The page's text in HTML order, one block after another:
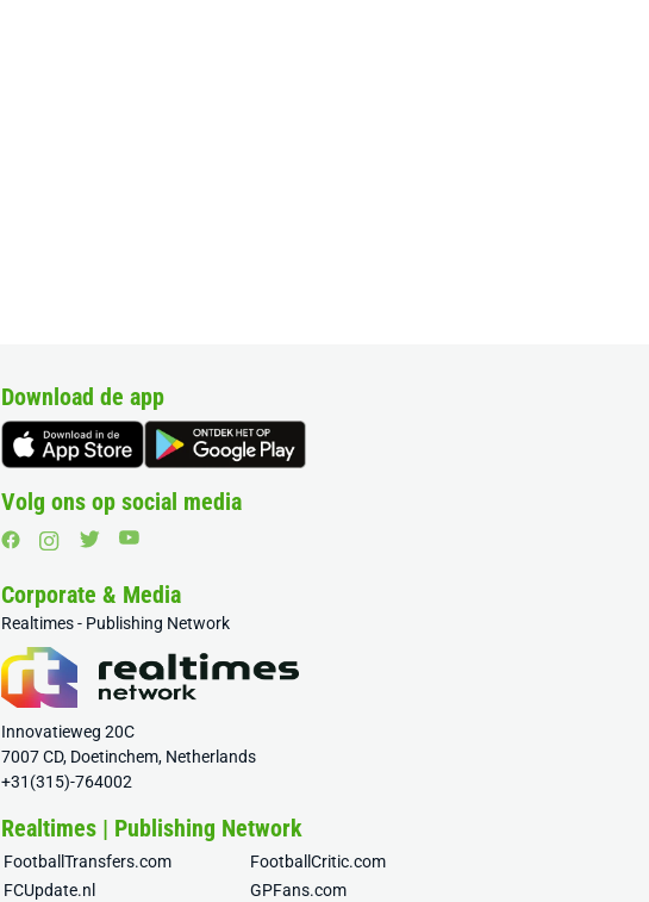
Download de app
Volg ons op social media
Corporate & Media
Realtimes - Publishing Network
Innovatieweg 20C
7007 CD, Doetinchem, Netherlands
+31(315)-764002
Realtimes | Publishing Network
FootballTransfers.com
FootballCritic.com
FCUpdate.nl
GPFans.com